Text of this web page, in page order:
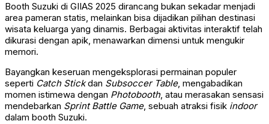
Booth Suzuki di GIIAS 2025 dirancang bukan sekadar menjadi
area pameran statis, melainkan bisa dijadikan pilihan destinasi
wisata keluarga yang dinamis. Berbagai aktivitas interaktif telah
dikurasi dengan apik, menawarkan dimensi untuk mengukir
memori.
Bayangkan keseruan mengeksplorasi permainan populer
seperti Catch Stickdan Subsoccer Table, mengabadikan
momen istimewa dengan Photobooth, atau merasakan sensasi
mendebarkan Sprint Battle Game, sebuah atraksi fisik indoor
dalam booth Suzuki.